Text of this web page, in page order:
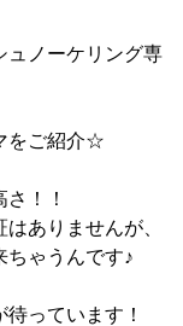
ュノーケリング専
をご紹介☆
！！
ありませんが、
ちゃうんです♪
っています！